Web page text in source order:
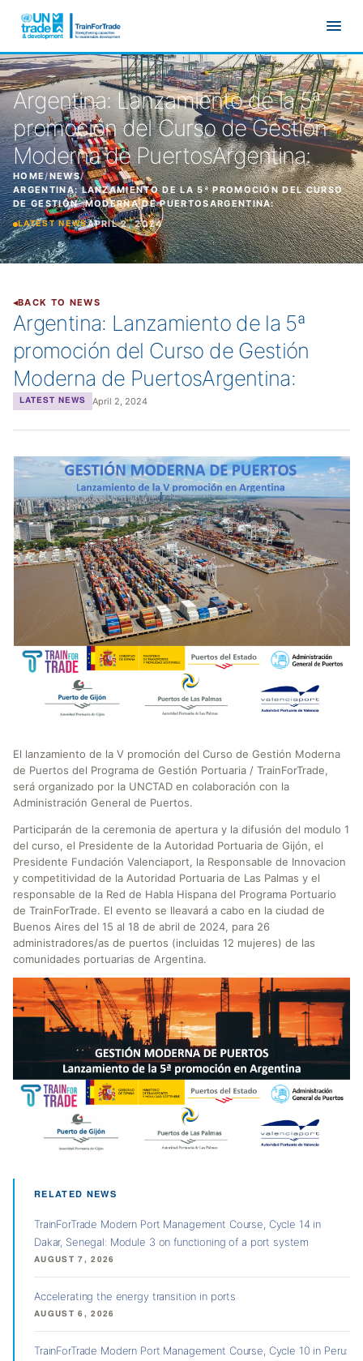
Argentina: Lanzamiento de la 5ª
promoción del Curso de Gestión
Moderna de PuertosArgentina:
HOME/NEWS/
ARGENTINA: LANZAMIENTO DE LA 5ª PROMOCIÓN DEL CURSO
DE GESTIÓN MODERNA DE PUERTOSARGENTINA:
LATEST NEWSAPRIL 2, 2024
BACK TO NEWS
Argentina: Lanzamiento de la 5ª
promoción del Curso de Gestión
Moderna de PuertosArgentina:
LATEST NEWS April 2, 2024
El lanzamiento de la V promoción del Curso de Gestión Moderna
de Puertos del Programa de Gestión Portuaria / TrainForTrade,
será organizado por la UNCTAD en colaboración con la
Administración General de Puertos.
Participarán de la ceremonia de apertura y la difusión del modulo 1
del curso, el Presidente de la Autoridad Portuaria de Gijón, el
Presidente Fundación Valenciaport, la Responsable de Innovacion
y competitividad de la Autoridad Portuaria de Las Palmas y el
responsable de la Red de Habla Hispana del Programa Portuario
de TrainForTrade. El evento se lleavará a cabo en la ciudad de
Buenos Aires del 15 al 18 de abril de 2024, para 26
administradores/as de puertos (incluidas 12 mujeres) de las
comunidades portuarias de Argentina.
RELATED NEWS
TrainForTrade Modern Port Management Course, Cycle 14 in
Dakar, Senegal: Module 3 on functioning of a port system
AUGUST 7, 2026
Accelerating the energy transition in ports
AUGUST 6, 2026
TrainForTrade Modern Port Management Course, Cycle 10 in Peru: